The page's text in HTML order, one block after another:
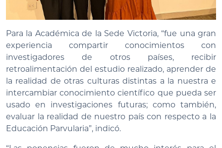
Para la Académica de la Sede Victoria, “fue una gran
experiencia compartir conocimientos con
investigadores de otros países, recibir
retroalimentación del estudio realizado, aprender de
la realidad de otras culturas distintas a la nuestra e
intercambiar conocimiento científico que pueda ser
usado en investigaciones futuras; como también,
evaluar la realidad de nuestro país con respecto a la
Educación Parvularia”, indicó.